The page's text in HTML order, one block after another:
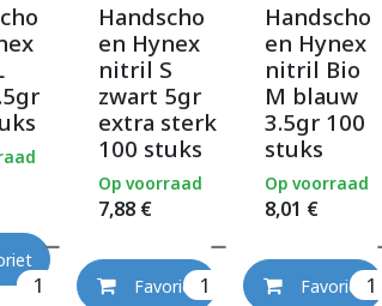
Handscho
en Hynex
nitril S
zwart 5gr
extra sterk
100 stuks
7,88€
Op voorraad
Favoriet
Handscho
en Hynex
nitril Bio
M blauw
3.5gr 100
stuks
8,01 €
Op voorraad
Favoriet